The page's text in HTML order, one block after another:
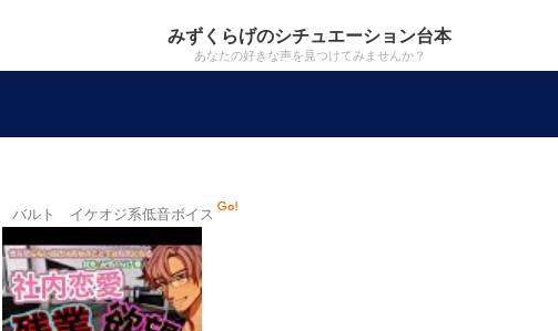
みずくらげのシチュエーション台本
あなたの好きな声を見つけてみませんか？
バルト イケオジ系低音ボイス